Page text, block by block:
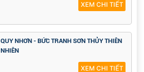
XEM CHI TIẾT
QUY NHƠN - BỨC TRANH SƠN THỦY THIÊN
NHIÊN
XEM CHI TIẾT